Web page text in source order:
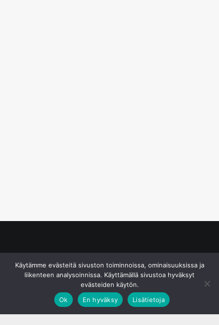
Käytämme evästeitä sivuston toiminnoissa, ominaisuuksissa ja
liikenteen analysoinnissa. Käyttämällä sivustoa hyväksyt
evästeiden käytön.
Ok
En hyväksy Lisätietoja